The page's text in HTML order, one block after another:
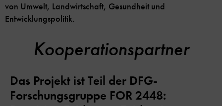
von Umwelt, Landwirtschaft, Gesundheit und
Entwicklungspolitik.
Kooperationspartner
Das Projekt ist Teil der DFG-
Forschungsgruppe FOR 2448: